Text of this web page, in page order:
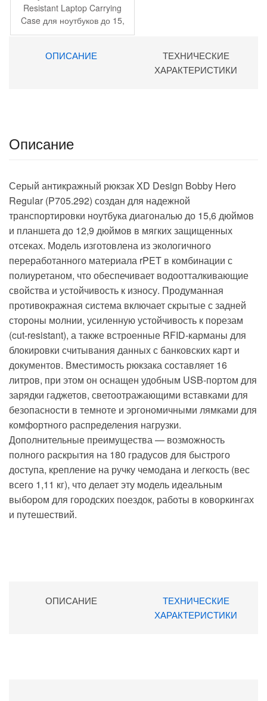
составляла
4
990 ₽.
2
990 ₽.
Resistant Laptop Carrying
Case для ноутбуков до 15,
16 дюймов, нейлон, серый
ОПИСАНИЕ
ТЕХНИЧЕСКИЕ
ХАРАКТЕРИСТИКИ
Описание
Серый антикражный рюкзак XD Design Bobby Hero
Regular (P705.292) создан для надежной
транспортировки ноутбука диагональю до 15,6 дюймов
и планшета до 12,9 дюймов в мягких защищенных
отсеках. Модель изготовлена из экологичного
переработанного материала rPET в комбинации с
полиуретаном, что обеспечивает водоотталкивающие
свойства и устойчивость к износу. Продуманная
противокражная система включает скрытые с задней
стороны молнии, усиленную устойчивость к порезам
(cut-resistant), а также встроенные RFID-карманы для
блокировки считывания данных с банковских карт и
документов. Вместимость рюкзака составляет 16
литров, при этом он оснащен удобным USB-портом для
зарядки гаджетов, светоотражающими вставками для
безопасности в темноте и эргономичными лямками для
комфортного распределения нагрузки.
Дополнительные преимущества — возможность
полного раскрытия на 180 градусов для быстрого
доступа, крепление на ручку чемодана и легкость (вес
всего 1,11 кг), что делает эту модель идеальным
выбором для городских поездок, работы в коворкингах
и путешествий.
ОПИСАНИЕ
ТЕХНИЧЕСКИЕ
ХАРАКТЕРИСТИКИ